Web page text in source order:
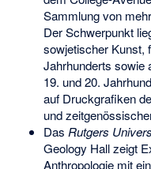
Sammlung von
Der Schwerpunkt
sowjetischer Kunst,
Jahrhunderts sowie
19. und 20.
auf Druckgrafiken
und
Das Rutgers
Geology Hall zeigt
Anthropologie mit